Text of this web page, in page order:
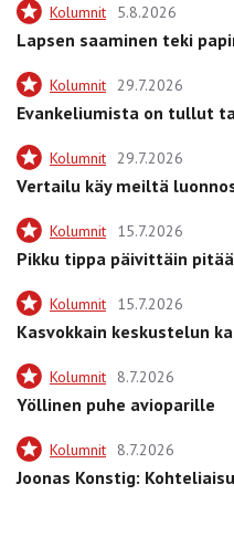
Kolumnit 5.8.2026
Lapsen saaminen teki
Kolumnit 29.7.2026
Evankeliumista on tullut
Kolumnit 29.7.2026
Vertailu käy meiltä
Kolumnit 15.7.2026
Pikku tippa päivittäin
Kolumnit 15.7.2026
Kasvokkain keskustelun
Kolumnit 8.7.2026
Yöllinen puhe avioparille
Kolumnit 8.7.2026
Joonas Konstig: